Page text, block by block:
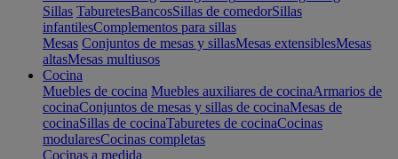
Sillas TaburetesBancosSillas de comedorSillas
infantilesComplementos para sillas
Mesas Conjuntos de mesas y sillasMesas extensiblesMesas
altasMesas multiusos
Cocina
Muebles de cocina Muebles auxiliares de cocinaArmarios de
cocinaConjuntos de mesas y sillas de cocinaMesas de
cocinaSillas de cocinaTaburetes de cocinaCocinas
modularesCocinas completas
Cocinas a medida